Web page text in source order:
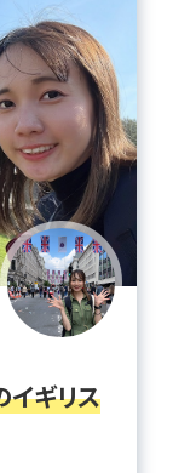
ギリス